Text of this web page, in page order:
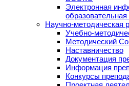
Электронная
Научно-методическая
Учебно-
Методический
Наставничество
Документация
Информация
Конкурсы